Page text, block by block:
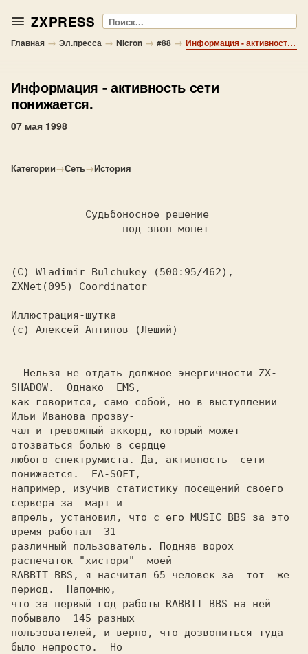
ZXPRESS Поиск
Главная → Эл.пресса → Nicron → #88 → Информация - активность сети понижается.
Информация - активность сети
понижается.
07 мая 1998
Категории→Сеть→История
(C) Wladimir Bulchukey
ZXNet(095) Coordinator
(c) Алексей Антипов (Леший)
SHADOW.  Однако  EMS,
как говорится, само собой, но в выступлении
Ильи Иванова прозву-
чал и тревожный аккорд, который может
отозваться болью в сердце
любого спектрумиста. Да, активность  сети
понижается.  EA-SOFT,
например, изучив статистику посещений своего
сервера за  март и
апрель, установил, что с его MUSIC BBS за это
время работал  31
различный пользователь. Подняв ворох
распечаток "хистори"  моей
RABBIT BBS, я насчитал 65 человек за  тот  же
период.  Hапомню,
что за первый год работы RABBIT BBS на ней
побывало  145 разных
пользователей, и верно, что дозвониться туда
было непросто.  Hо